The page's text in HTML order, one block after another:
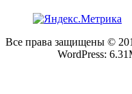
Все права защищены ©
WordPress: